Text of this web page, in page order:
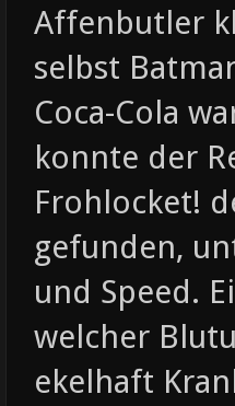
Affenbutler
selbst
Coca-Cola
konnte der
Frohlocket!
gefunden,
und Speed.
welcher
ekelhaft